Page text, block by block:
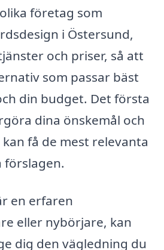
företag som
i Östersund,
och priser, så att
som passar bäst
din budget. Det första
dina önskemål och
få de mest relevanta
förslagen.
en erfaren
eller nybörjare, kan
dig den vägledning du